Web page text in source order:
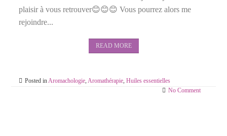
plaisir à vous retrouver😊😊😊 Vous pourrez alors me
rejoindre...
READ MORE
Posted inAromachologie,Aromathérapie,Huiles essentielles
No Comment